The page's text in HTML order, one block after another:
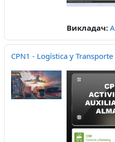
Викладач:
CPN1 - Logística y Transporte